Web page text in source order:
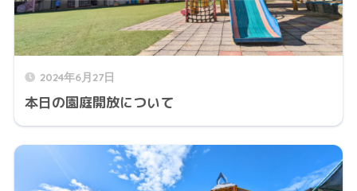
2024年6月27日
本日の園庭開放について